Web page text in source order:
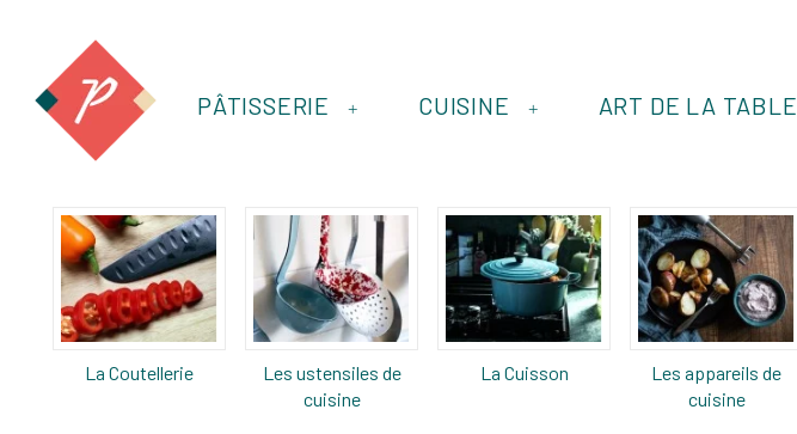
+
PÂTISSERIE +
CUISINE ART DE LA TABLE
La Coutellerie
Les ustensiles de
cuisine
La Cuisson
Les appareils de
cuisine